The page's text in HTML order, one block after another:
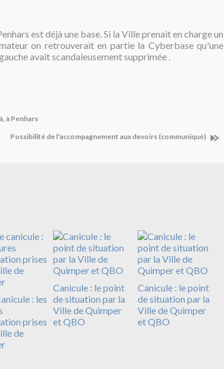
est déjà une base. Si la Ville prenait en charge un
on retrouverait en partie la Cyberbase qu'une
avait scandaleusement supprimée .
à Penhars
Possibilité de l'accompagnement aux devoirs (communiqué)
: les
prises
de
Canicule : le point
de situation par la
Ville de Quimper
et QBO
Canicule : le point
de situation par la
Ville de Quimper
et QBO